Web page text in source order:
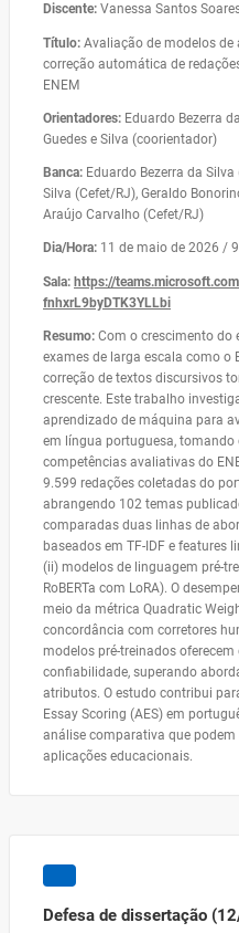
Discente: Vanessa Santos
Título: Avaliação de modelos
correção automática de
ENEM
Orientadores: Eduardo Bezerra
Guedes e Silva (coorientador)
Banca: Eduardo Bezerra da
Silva (Cefet/RJ), Geraldo
Araújo Carvalho (Cefet/RJ)
Dia/Hora: 11 de maio de 2026 /
Sala: https://
fnhxrL9byDTK3YLLbi
Resumo: Com o crescimento do
exames de larga escala como o
correção de textos discursivos
crescente. Este trabalho
aprendizado de máquina para
em língua portuguesa, tomando
competências avaliativas do
9.599 redações coletadas do
abrangendo 102 temas
comparadas duas linhas de
baseados em TF-IDF e features
(ii) modelos de linguagem pré-
RoBERTa com LoRA). O
meio da métrica Quadratic
concordância com corretores
modelos pré-treinados
confiabilidade, superando
atributos. O estudo contribui
Essay Scoring (AES) em
análise comparativa que
aplicações educacionais.
Defesa de dissertação